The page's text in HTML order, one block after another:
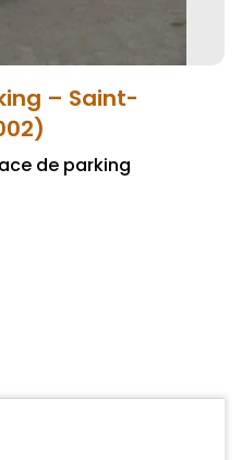
– Saint-
de parking